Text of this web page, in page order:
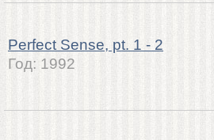
Perfect Sense, pt. 1 - 2
Год: 1992